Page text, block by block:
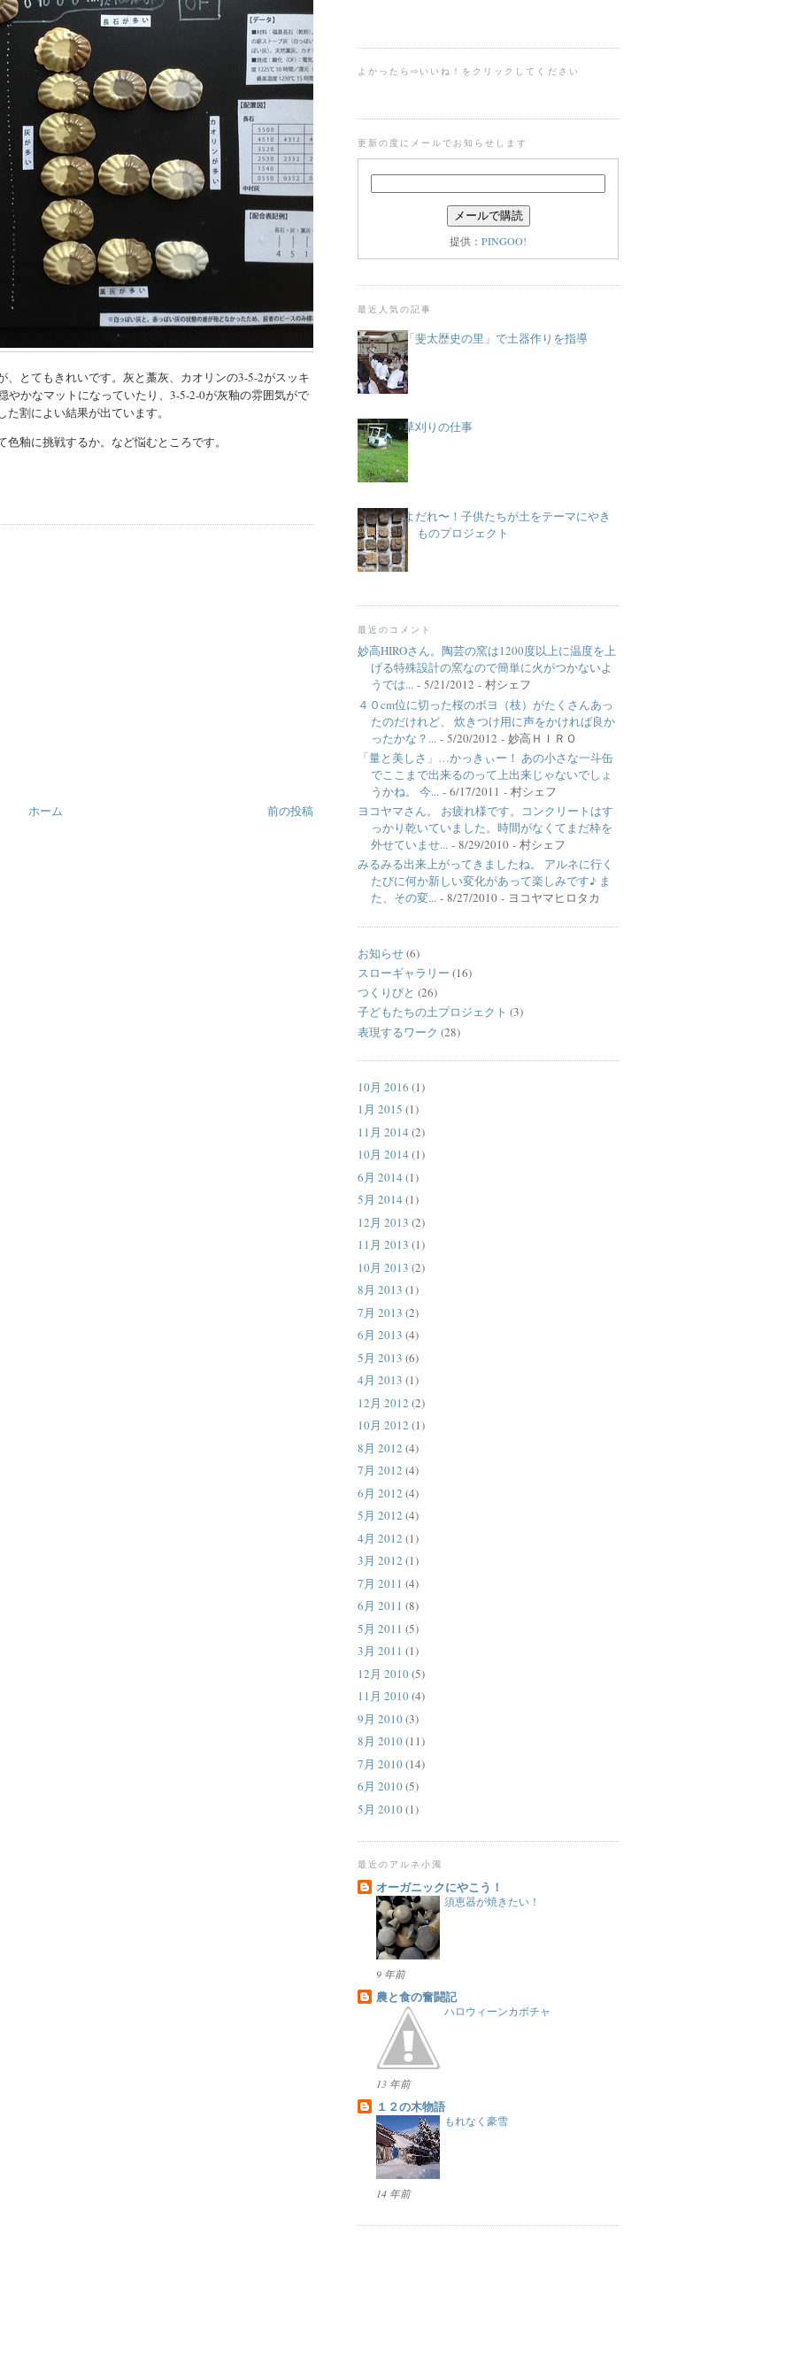
とてもきれいです。灰と藁灰、カオリンの3-5-2がスッキ
やかなマットになっていたり、3-5-2-0が灰釉の雰囲気がで
割によい結果が出ています。
釉に挑戦するか。など悩むところです。
前の投稿
ホーム
よかったら⇨いいね！をクリックしてください
更新の度にメールでお知らせします
提供： PINGOO!
最近人気の記事
「斐太歴史の里」で土器作りを指導
草刈りの仕事
よだれ〜！子供たちが土をテーマにやき
ものプロジェクト
最近のコメント
妙高HIROさん。陶芸の窯は1200度以上に温度を上
げる特殊設計の窯なので簡単に火がつかないよ
うでは... - 5/21/2012 - 村シェフ
４０cm位に切った桜のボヨ（枝）がたくさんあっ
たのだけれど、 炊きつけ用に声をかければ良か
ったかな？... - 5/20/2012 - 妙高ＨＩＲＯ
「量と美しさ」…かっきぃー！ あの小さな一斗缶
でここまで出来るのって上出来じゃないでしょ
うかね。 今... - 6/17/2011 - 村シェフ
ヨコヤマさん。 お疲れ様です。コンクリートはす
っかり乾いていました。時間がなくてまだ枠を
外せていませ... - 8/29/2010 - 村シェフ
みるみる出来上がってきましたね。 アルネに行く
たびに何か新しい変化があって楽しみです♪ ま
た、その変... - 8/27/2010 - ヨコヤマヒロタカ
お知らせ(6)
スローギャラリー (16)
つくりびと (26)
子どもたちの土プロジェクト (3)
表現するワーク (28)
10月 2016 (1)
1月 2015 (1)
11月 2014 (2)
10月 2014 (1)
6月 2014 (1)
5月 2014 (1)
12月 2013 (2)
11月 2013 (1)
10月 2013 (2)
8月 2013 (1)
7月 2013 (2)
6月 2013 (4)
5月 2013 (6)
4月 2013 (1)
12月 2012 (2)
10月 2012 (1)
8月 2012 (4)
7月 2012 (4)
6月 2012 (4)
5月 2012 (4)
4月 2012 (1)
3月 2012 (1)
7月 2011 (4)
6月 2011 (8)
5月 2011 (5)
3月 2011 (1)
12月 2010(5)
11月 2010(4)
9月 2010(3)
8月 2010(11)
7月 2010(14)
6月 2010(5)
5月 2010(1)
最近のアルネ小濁
オーガニックにやこう！
須恵器が焼きたい！
9 年前
農と食の奮闘記
ハロウィーンカボチャ
13 年前
１２の木物語
もれなく豪雪
14 年前